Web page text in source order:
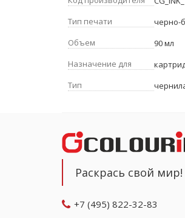
Тип печати
черно-
Объем
90 мл
Назначение для
Тип
Раскрась свой мир!
+7 (495) 822-32-83